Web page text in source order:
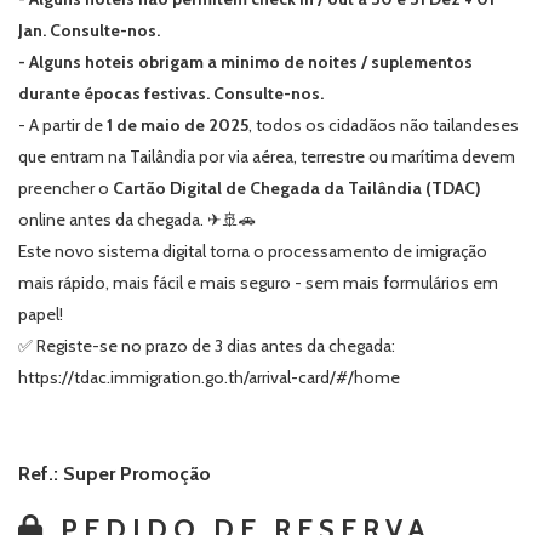
Jan. Consulte-nos.
- Alguns hoteis obrigam a minimo de noites / suplementos
durante épocas festivas. Consulte-nos.
- A partir de1 de maio de 2025, todos os cidadãos não tailandeses
que entram na Tailândia por via aérea, terrestre ou marítima devem
preencher o Cartão Digital de Chegada da Tailândia (TDAC)
online antes da chegada. ✈🚢🚗
Este novo sistema digital torna o processamento de imigração
mais rápido, mais fácil e mais seguro - sem mais formulários em
papel!
✅ Registe-se no prazo de 3 dias antes da chegada:
https://tdac.immigration.go.th/arrival-card/#/home
Ref.: Super Promoção